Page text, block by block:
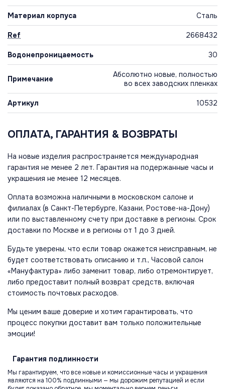
Материал корпуса Сталь
Ref 2668432
Водонепроницаемость 30
Примечание
Абсолютно новые, полностью
во всех заводских пленках
Артикул 10532
ОПЛАТА, ГАРАНТИЯ & ВОЗВРАТЫ
На новые изделия распространяется международная
гарантия не менее 2 лет. Гарантия на подержанные часы и
украшения не менее 12 месяцев.
Оплата возможна наличными в московском салоне и
филиалах (в Санкт-Петербурге, Казани, Ростове-на-Дону)
или по выставленному счету при доставке в регионы. Срок
доставки по Москве и в регионы от 1 до 3 дней.
Будьте уверены, что если товар окажется неисправным, не
будет соответствовать описанию и т.п., Часовой салон
«Мануфактура» либо заменит товар, либо отремонтирует,
либо предоставит полный возврат средств, включая
стоимость почтовых расходов.
Мы ценим ваше доверие и хотим гарантировать, что
процесс покупки доставит вам только положительные
эмоции!
Гарантия подлинности
Мы гарантируем, что все новые и комиссионные часы и украшения
являются на 100% подлинными — мы дорожим репутацией и если